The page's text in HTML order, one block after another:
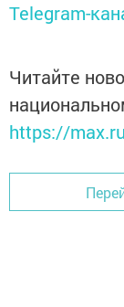
Telegram-
Читайте
https://